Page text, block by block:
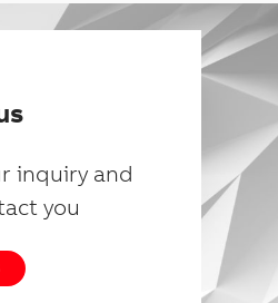
inquiry and
you